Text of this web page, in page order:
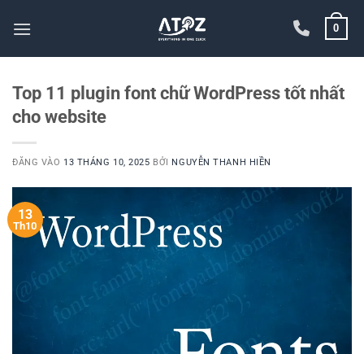
qua
0
Top 11 plugin font chữ WordPress tốt nhất
cho website
ĐĂNG VÀO 13 THÁNG 10, 2025 BỞI NGUYỄN THANH HIỀN
13
Th10